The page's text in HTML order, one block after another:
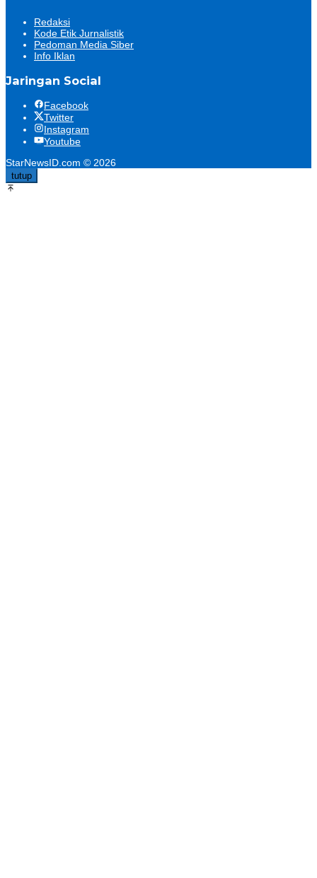
Redaksi
Kode Etik Jurnalistik
Pedoman Media Siber
Info Iklan
Jaringan Social
Facebook
Twitter
Instagram
Youtube
StarNewsID.com © 2026
tutup